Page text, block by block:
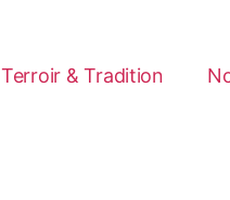
Terroir & Tradition